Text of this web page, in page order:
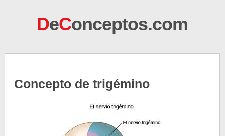
DeConceptos.com
Concepto de trigémino